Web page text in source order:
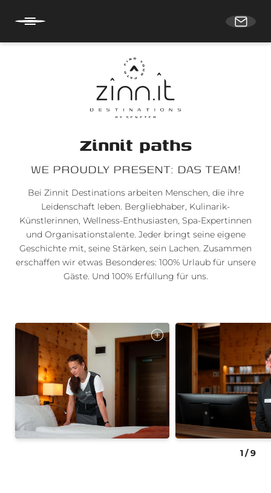
SECHS HOTELS
DEINE KARRIERE
Das Zinnit Team
ÜBER ZINNIT
Zinnit paths
WE PROUDLY PRESENT: DAS TEAM!
Bei Zinnit Destinations arbeiten Menschen, die ihre
Leidenschaft leben. Bergliebhaber, Kulinarik-
Künstlerinnen, Wellness-Enthusiasten, Spa-Expertinnen
und Organisationstalente. Jeder bringt seine eigene
Geschichte mit, seine Stärken, sein Lachen. Zusammen
erschaffen wir etwas Besonderes: 100% Urlaub für unsere
Gäste. Und 100% Erfüllung für uns.
1/9